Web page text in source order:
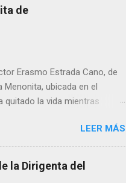
de
Erasmo Estrada Cano, de
ubicada en el
la vida mientras
como presidente del Club
LEER MÁS
la Dirigenta del